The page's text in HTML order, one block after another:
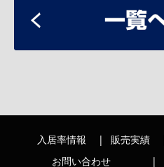
入居率情報 販売実績
お問い合わせ